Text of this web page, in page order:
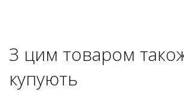
З цим товаром
купують